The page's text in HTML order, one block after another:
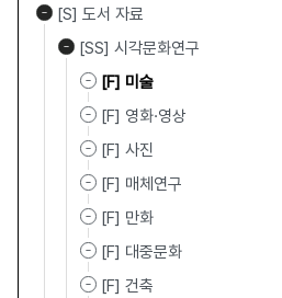
[S] 도서 자료
[SS] 시각문화연구
[F] 미술
[F] 영화·영상
[F] 사진
[F] 매체연구
[F] 만화
[F] 대중문화
[F] 건축